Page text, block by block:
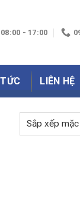
08:00 - 17:00
LIÊN HỆ